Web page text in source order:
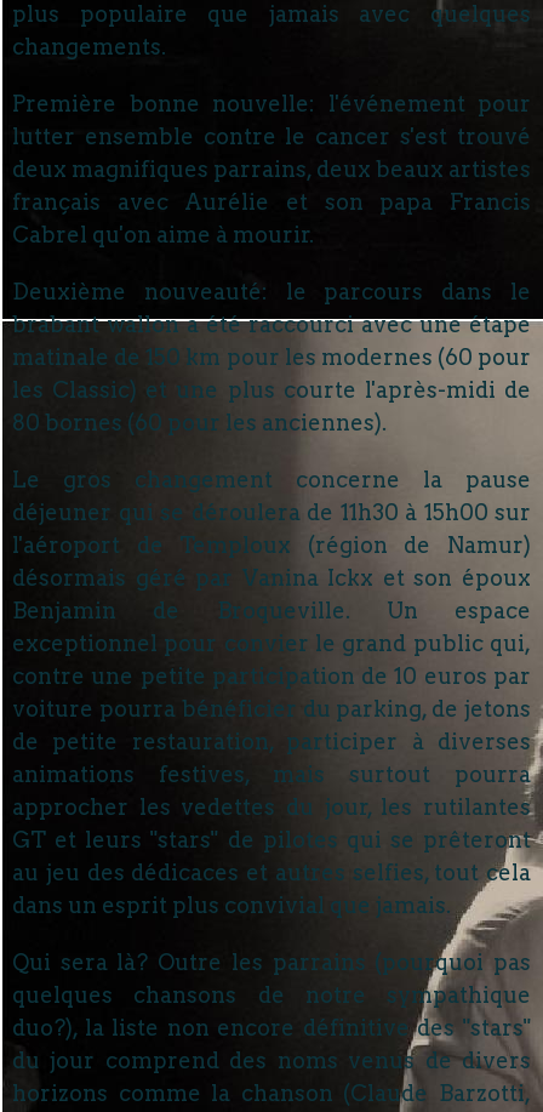
plus populaire que jamais avec quelques
changements.
Première bonne nouvelle: l'événement pour
lutter ensemble contre le cancer s'est trouvé
deux magnifiques parrains, deux beaux artistes
français avec Aurélie et son papa Francis
Cabrel qu'on aime à mourir.
Deuxième nouveauté: le parcours dans le
brabant wallon a été raccourci avec une étape
matinale de 150 km pour les modernes (60 pour
les Classic) et une plus courte l'après-midi de
80 bornes (60 pour les anciennes).
Le gros changement concerne la pause
déjeuner qui se déroulera de 11h30 à 15h00 sur
l'aéroport de Temploux (région de Namur)
désormais géré par Vanina Ickx et son époux
Benjamin de Broqueville. Un espace
exceptionnel pour convier le grand public qui,
contre une petite participation de 10 euros par
voiture pourra bénéficier du parking, de jetons
de petite restauration, participer à diverses
animations festives, mais surtout pourra
approcher les vedettes du jour, les rutilantes
GT et leurs "stars" de pilotes qui se prêteront
au jeu des dédicaces et autres selfies, tout cela
dans un esprit plus convivial que jamais.
Qui sera là? Outre les parrains (pourquoi pas
quelques chansons de notre sympathique
duo?), la liste non encore définitive des "stars"
du jour comprend des noms venus de divers
horizons comme la chanson (Claude Barzotti,